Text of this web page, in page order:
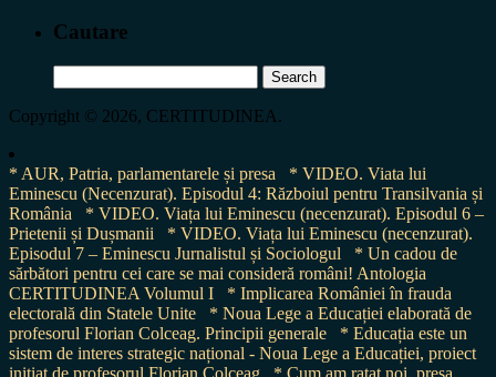
Cautare
for:
Copyright © 2026, CERTITUDINEA.
* AUR, Patria, parlamentarele și presa
* VIDEO. Viata lui
Eminescu (Necenzurat). Episodul 4: Războiul pentru Transilvania și
România
* VIDEO. Viața lui Eminescu (necenzurat). Episodul 6 –
Prietenii și Dușmanii
* VIDEO. Viața lui Eminescu (necenzurat).
Episodul 7 – Eminescu Jurnalistul și Sociologul
* Un cadou de
sărbători pentru cei care se mai consideră români! Antologia
CERTITUDINEA Volumul I
* Implicarea României în frauda
electorală din Statele Unite
* Noua Lege a Educației elaborată de
profesorul Florian Colceag. Principii generale
* Educația este un
sistem de interes strategic național - Noua Lege a Educației, proiect
inițiat de profesorul Florian Colceag
* Cum am ratat noi, presa,